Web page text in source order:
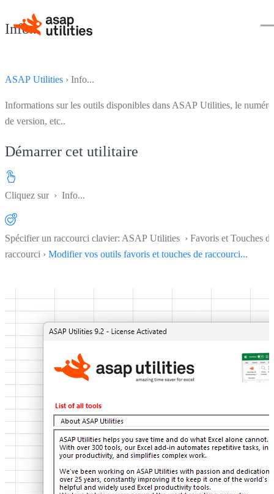
Info...
ASAP Utilities › Info...
Informations sur les outils disponibles dans ASAP Utilities, le numéro
de version, etc..
Démarrer cet utilitaire
Cliquez sur › Info...
Spécifier un raccourci clavier: ASAP Utilities › Favoris et Touches de
raccourci › Modifier vos outils favoris et touches de raccourci...